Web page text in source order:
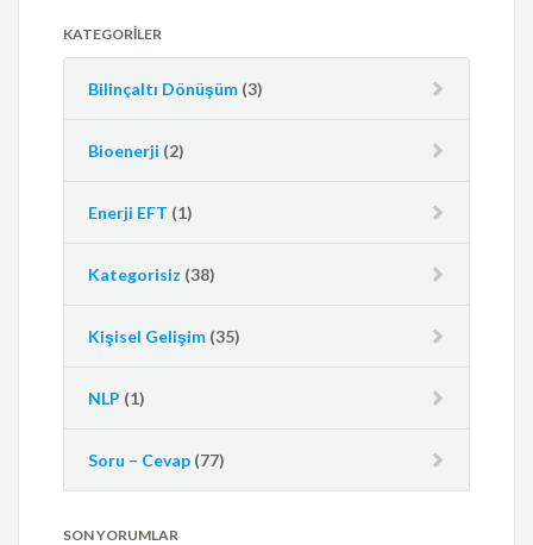
KATEGORILER
Bilinçaltı Dönüşüm (3)
Bioenerji (2)
Enerji EFT (1)
Kategorisiz (38)
Kişisel Gelişim (35)
NLP (1)
Soru – Cevap (77)
SON YORUMLAR